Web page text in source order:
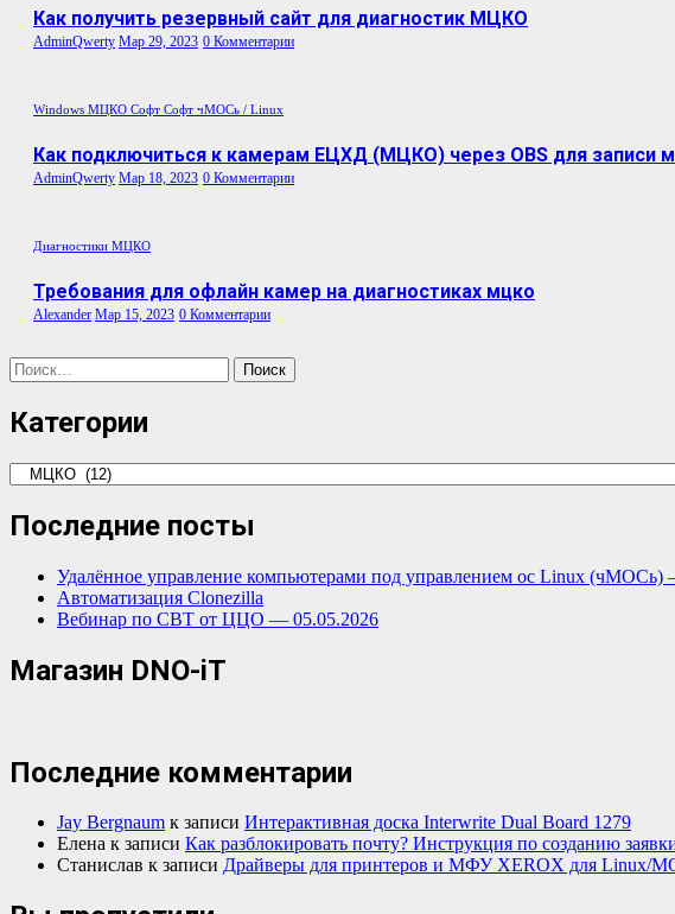
Как получить резервный сайт для диагностик МЦКО
AdminQwerty Мар 29, 2023 0 Комментарии
Windows МЦКО Софт Софт чМОСь / Linux
Как подключиться к камерам ЕЦХД (МЦКО) через OBS для записи
AdminQwerty Мар 18, 2023 0 Комментарии
Диагностики МЦКО
Требования для офлайн камер на диагностиках мцко
Alexander Мар 15, 2023 0 Комментарии
Найти:
Категории
Категории
Последние посты
Удалённое управление компьютерами под управлением ос Linux
Автоматизация Clonezilla
Вебинар по СВТ от ЦЦО — 05.05.2026
Магазин DNO-iT
Последние комментарии
Jay Bergnaum к записи Интерактивная доска Interwrite Dual Board 1279
Елена к записи Как разблокировать почту? Инструкция по созданию
Станислав к записи Драйверы для принтеров и МФУ XEROX для Linux/